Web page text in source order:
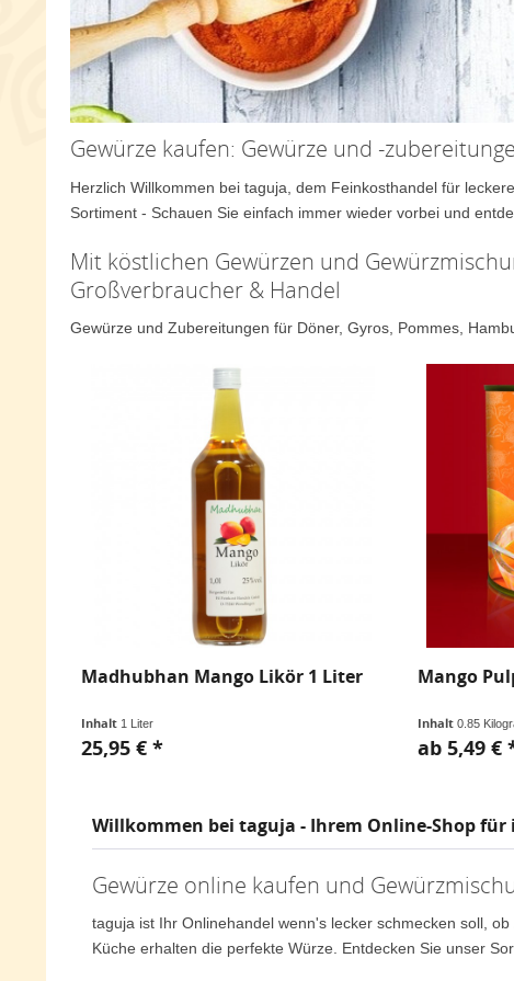
Willkommen bei taguja - Ihrem Online-Shop
Gewürze online kaufen und
taguja ist Ihr Onlinehandel wenn's lecker schmecken soll,
Küche erhalten die perfekte Würze. Entdecken Sie unser
Gewürze kaufen: Gewürze und -
Herzlich Willkommen bei taguja, dem Feinkosthandel für
Sortiment - Schauen Sie einfach immer wieder vorbei und
Mit köstlichen Gewürzen und
Großverbraucher & Handel
Gewürze und Zubereitungen für Döner, Gyros, Pommes,
Mango
Inhalt 0.85
ab 5,49 €
Madhubhan Mango Likör 1 Liter
Inhalt 1 Liter
25,95 € *